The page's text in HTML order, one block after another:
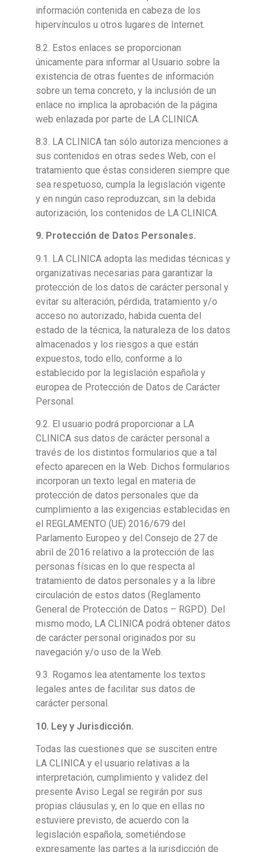
información contenida en cabeza de los
hipervínculos u otros lugares de Internet.
8.2. Estos enlaces se proporcionan
únicamente para informar al Usuario sobre la
existencia de otras fuentes de información
sobre un tema concreto, y la inclusión de un
enlace no implica la aprobación de la página
web enlazada por parte de LA CLINICA.
8.3. LA CLINICA tan sólo autoriza menciones a
sus contenidos en otras sedes Web, con el
tratamiento que éstas consideren siempre que
sea respetuoso, cumpla la legislación vigente
y en ningún caso reproduzcan, sin la debida
autorización, los contenidos de LA CLINICA.
9. Protección de Datos Personales.
9.1. LA CLINICA adopta las medidas técnicas y
organizativas necesarias para garantizar la
protección de los datos de carácter personal y
evitar su alteración, pérdida, tratamiento y/o
acceso no autorizado, habida cuenta del
estado de la técnica, la naturaleza de los datos
almacenados y los riesgos a que están
expuestos, todo ello, conforme a lo
establecido por la legislación española y
europea de Protección de Datos de Carácter
Personal.
9.2. El usuario podrá proporcionar a LA
CLINICA sus datos de carácter personal a
través de los distintos formularios que a tal
efecto aparecen en la Web. Dichos formularios
incorporan un texto legal en materia de
protección de datos personales que da
cumplimiento a las exigencias establecidas en
el REGLAMENTO (UE) 2016/679 del
Parlamento Europeo y del Consejo de 27 de
abril de 2016 relativo a la protección de las
personas físicas en lo que respecta al
tratamiento de datos personales y a la libre
circulación de estos datos (Reglamento
General de Protección de Datos – RGPD). Del
mismo modo, LA CLINICA podrá obtener datos
de carácter personal originados por su
navegación y/o uso de la Web.
9.3. Rogamos lea atentamente los textos
legales antes de facilitar sus datos de
carácter personal.
10. Ley y Jurisdicción.
Todas las cuestiones que se susciten entre
LA CLINICA y el usuario relativas a la
interpretación, cumplimiento y validez del
presente Aviso Legal se regirán por sus
propias cláusulas y, en lo que en ellas no
estuviere previsto, de acuerdo con la
legislación española, sometiéndose
expresamente las partes a la jurisdicción de